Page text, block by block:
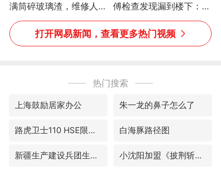
满筒碎玻璃渣，维修人员
称是人为原因，从未见过
洗衣机自爆
傅检查发现漏到楼下：出
风口未延伸到外墙
打开网易新闻，查看更多热门视频
热门搜索
上海鼓励居家办公 朱一龙的鼻子怎么了
路虎卫士110 HSE限时降价 白海豚路径图
新疆生产建设兵团生态环境局原局长被查 小沈阳加盟《披荆斩棘》